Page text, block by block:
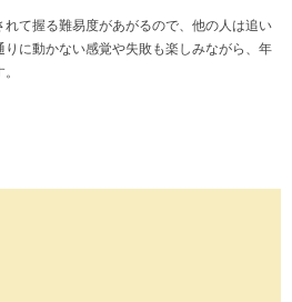
て握る難易度があがるので、他の人は追い
に動かない感覚や失敗も楽しみながら、年